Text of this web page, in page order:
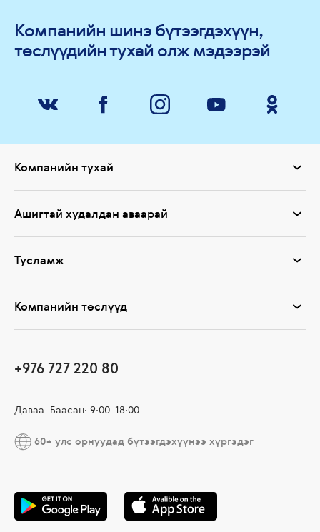
Компанийн шинэ бүтээгдэхүүн,
төслүүдийн тухай олж мэдээрэй
Компанийн тухай
Ашигтай худалдан аваарай
Тусламж
Компанийн төслүүд
+976 727 220 80
Даваа–Баасан: 9:00–18:00
60+ улс орнуудад бүтээгдэхүүнээ хүргэдэг